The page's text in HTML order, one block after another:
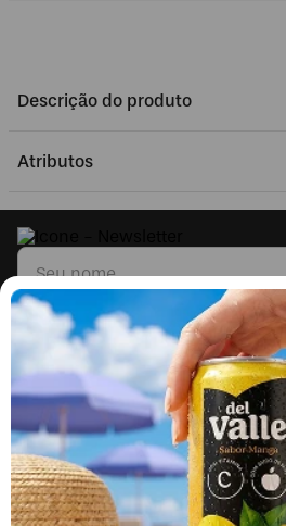
Descrição do produto
Atributos
Li e concordo com osTermos & Condições